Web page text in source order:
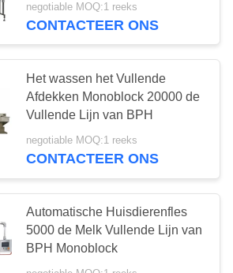
negotiable MOQ:1 reeks
CONTACTEER ONS
Het wassen het Vullende
Afdekken Monoblock 20000 de
Vullende Lijn van BPH
negotiable MOQ:1 reeks
CONTACTEER ONS
Automatische Huisdierenfles
5000 de Melk Vullende Lijn van
BPH Monoblock